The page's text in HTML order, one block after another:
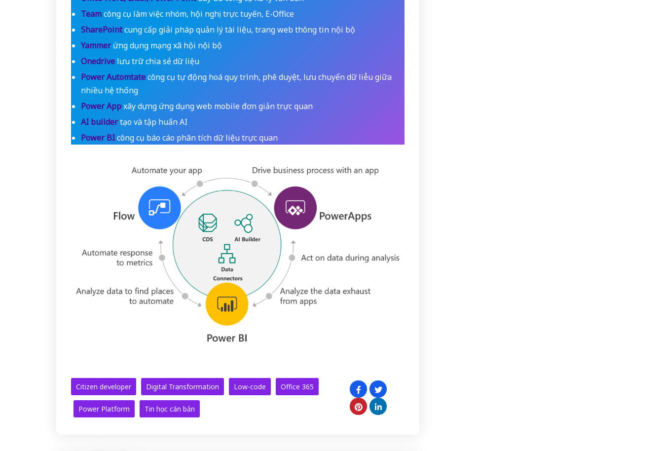
Teamcông cụ làm việc nhóm, hội nghị trực tuyến, E-Office
SharePointcung cấp giải pháp quản lý tài liệu, trang web thông tin nội bộ
Yammerứng dụng mạng xã hội nội bộ
Onedrive lưu trữ chia sẻ dữ liệu
Power Automtatecông cụ tự động hoá quy trình, phê duyệt, lưu chuyển dữ liễu giữa
nhiều hệ thống
Power Appxây dựng ứng dụng web mobile đơn giản trực quan
AI buildertạo và tập huấn AI
Power BIcông cụ báo cáo phân tích dữ liệu trực quan
Citizen developer Digital Transformation Low-code Office 365
Power Platform Tin học căn bản